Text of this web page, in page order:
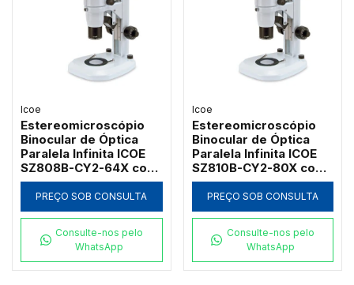
Icoe
Estereomicroscópio
Binocular de Óptica
Paralela Infinita ICOE
SZ808B-CY2-64X com
Estativa CY2 e Zoom
até 64x
PREÇO SOB CONSULTA
Consulte-nos pelo
WhatsApp
Icoe
Estereomicroscópio
Binocular de Óptica
Paralela Infinita ICOE
SZ810B-CY2-80X com
Foco Coaxial e Zoom
até 80x
PREÇO SOB CONSULTA
Consulte-nos pelo
WhatsApp